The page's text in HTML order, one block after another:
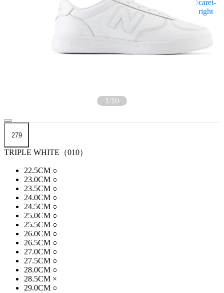
1/10
279
TRIPLE WHITE（010）
22.5CM ○
23.0CM ○
23.5CM ○
24.0CM ○
24.5CM ○
25.0CM ○
25.5CM ○
26.0CM ○
26.5CM ○
27.0CM ○
27.5CM ○
28.0CM ○
28.5CM ×
29.0CM ○